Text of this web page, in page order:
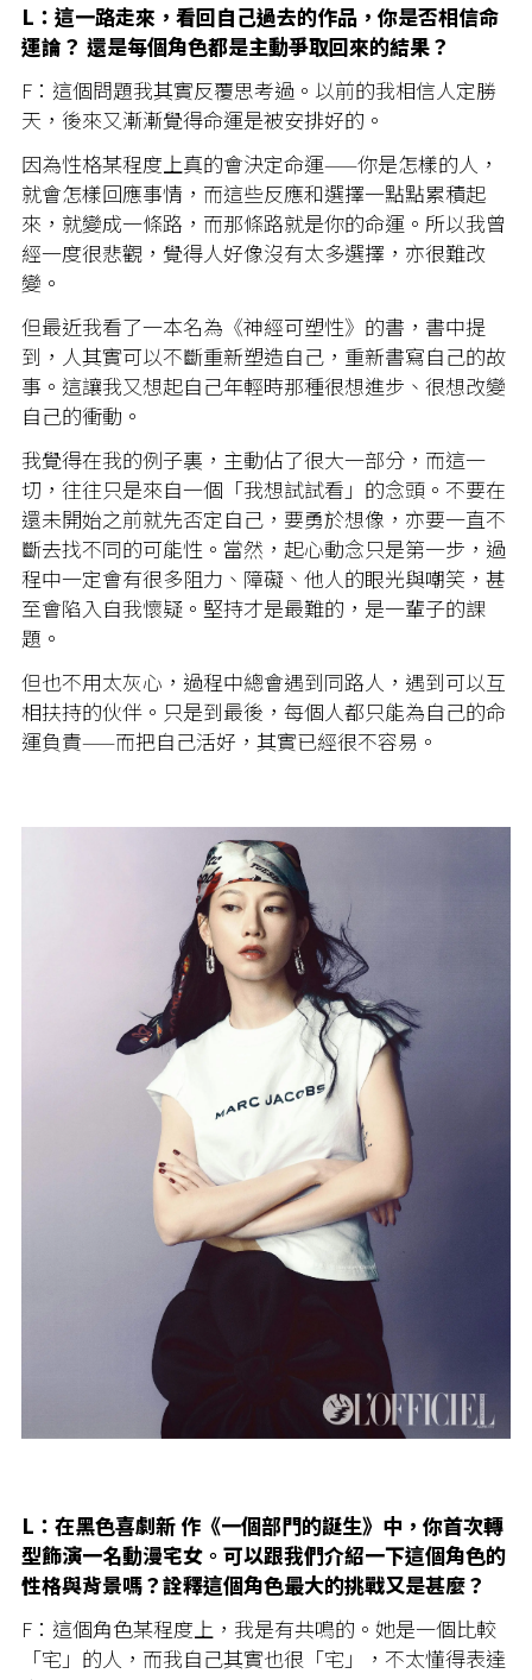
L：這一路走來，看回自己過去的作品，你是否相信命
運論？ 還是每個角色都是主動爭取回來的結果？
F：這個問題我其實反覆思考過。以前的我相信人定勝
天，後來又漸漸覺得命運是被安排好的。
因為性格某程度上真的會決定命運——你是怎樣的人，
就會怎樣回應事情，而這些反應和選擇一點點累積起
來，就變成一條路，而那條路就是你的命運。所以我曾
經一度很悲觀，覺得人好像沒有太多選擇，亦很難改
變。
但最近我看了一本名為《神經可塑性》的書，書中提
到，人其實可以不斷重新塑造自己，重新書寫自己的故
事。這讓我又想起自己年輕時那種很想進步、很想改變
自己的衝動。
我覺得在我的例子裏，主動佔了很大一部分，而這一
切，往往只是來自一個「我想試試看」的念頭。不要在
還未開始之前就先否定自己，要勇於想像，亦要一直不
斷去找不同的可能性。當然，起心動念只是第一步，過
程中一定會有很多阻力、障礙、他人的眼光與嘲笑，甚
至會陷入自我懷疑。堅持才是最難的，是一輩子的課
題。
但也不用太灰心，過程中總會遇到同路人，遇到可以互
相扶持的伙伴。只是到最後，每個人都只能為自己的命
運負責——而把自己活好，其實已經很不容易。
L：在黑色喜劇新 作《一個部門的誕生》中，你首次轉
型飾演一名動漫宅女。可以跟我們介紹一下這個角色的
性格與背景嗎？詮釋這個角色最大的挑戰又是甚麼？
F：這個角色某程度上，我是有共鳴的。她是一個比較
「宅」的人，而我自己其實也很「宅」，不太懂得表達